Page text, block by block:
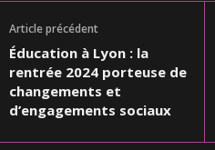
Article précédent
Éducation à Lyon : la
rentrée 2024 porteuse de
changements et
d’engagements sociaux